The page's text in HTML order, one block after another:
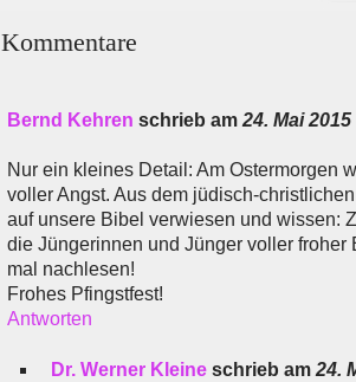
Bernd Kehren schrieb am 24. Mai
Nur ein kleines Detail: Am Ostermorgen
voller Angst. Aus dem jüdisch-
auf unsere Bibel verwiesen und wissen:
die Jüngerinnen und Jünger voller froher
mal nachlesen!
Frohes Pfingstfest!
Antworten
Dr. Werner Kleine schrieb am 24.